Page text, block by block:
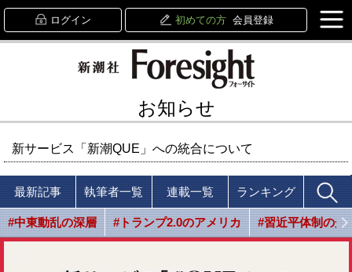
ログイン 初めての方 会員登録
お知らせ
新サービス「新潮QUE」への統合について
最新記事 執筆者一覧 連載一覧 ランキング
#中東動乱の深層 #トランプ2.0のアメリカ #習近平体制の光